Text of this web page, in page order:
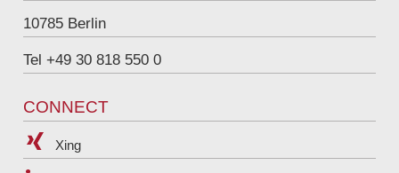
10785 Berlin
Tel +49 30 818 550 0
CONNECT
Xing